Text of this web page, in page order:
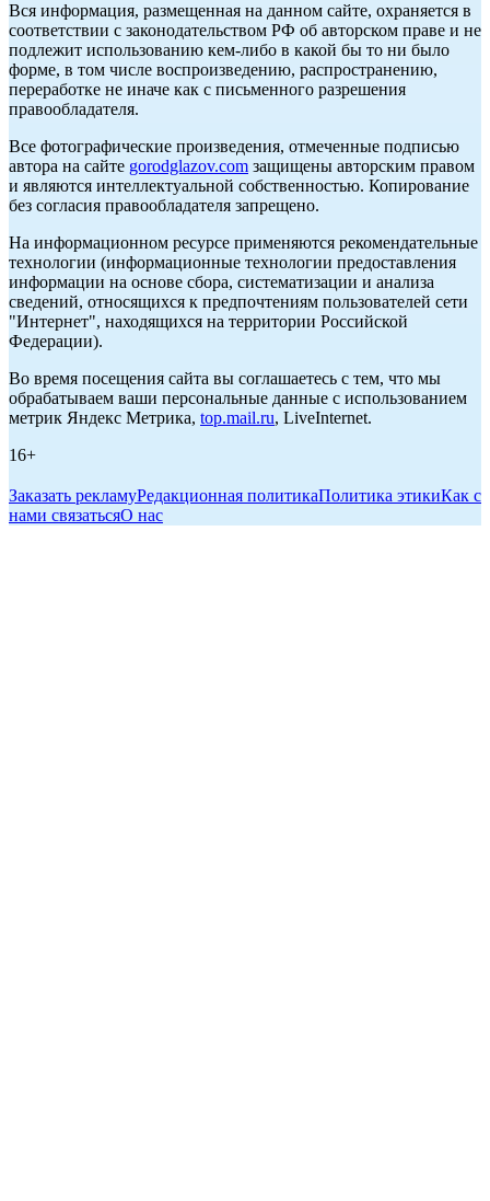
Вся информация, размещенная на данном сайте, охраняется в
соответствии с законодательством РФ об авторском праве и не
подлежит использованию кем-либо в какой бы то ни было
форме, в том числе воспроизведению, распространению,
переработке не иначе как с письменного разрешения
правообладателя.
Все фотографические произведения, отмеченные подписью
автора на сайте gorodglazov.com защищены авторским правом
и являются интеллектуальной собственностью. Копирование
без согласия правообладателя запрещено.
На информационном ресурсе применяются рекомендательные
технологии (информационные технологии предоставления
информации на основе сбора, систематизации и анализа
сведений, относящихся к предпочтениям пользователей сети
"Интернет", находящихся на территории Российской
Федерации).
Во время посещения сайта вы соглашаетесь с тем, что мы
обрабатываем ваши персональные данные с использованием
метрик Яндекс Метрика, top.mail.ru, LiveInternet.
16+
Заказать рекламуРедакционная политикаПолитика этикиКак с
нами связатьсяО нас